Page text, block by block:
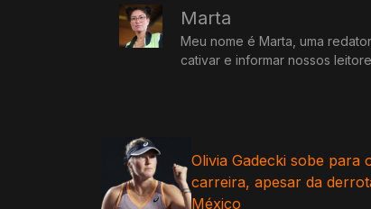
Marta
Meu nome é Marta, uma
cativar e informar nossos
Olivia Gadecki sobe para
carreira, apesar da
México